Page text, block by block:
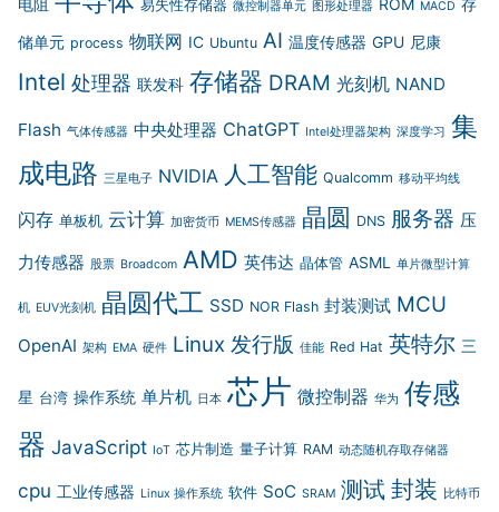
电阻 易失性存储器 微控制器单元 图形处理器 ROM MACD 存
储单元 process 物联网 IC Ubuntu AI 温度传感器 GPU 尼康
Intel 处理器 联发科 存储器 DRAM 光刻机 NAND
Flash 气体传感器 中央处理器 ChatGPT Intel处理器架构 深度学习 集
成电路 三星电子 NVIDIA 人工智能 Qualcomm 移动平均线
闪存 单板机 云计算 加密货币 MEMS传感器 晶圆 DNS 服务器 压
力传感器 股票 Broadcom AMD 英伟达 晶体管 ASML 单片微型计算
机 EUV光刻机 晶圆代工 SSD NOR Flash 封装测试 MCU
OpenAI 架构 EMA 硬件 Linux 发行版 佳能 Red Hat 英特尔 三
星 台湾 操作系统 单片机 日本 芯片 微控制器 华为 传感
器 JavaScript IoT 芯片制造 量子计算 RAM 动态随机存取存储器
cpu 工业传感器 Linux 操作系统 软件 SoC SRAM 测试 封装 比特币